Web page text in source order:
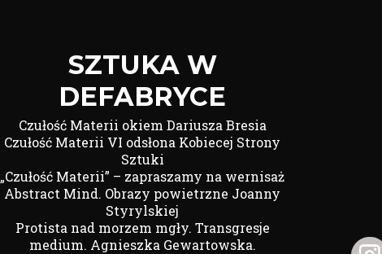
SZTUKA W
DEFABRYCE
Czułość Materii okiem Dariusza Bresia
Czułość Materii VI odsłona Kobiecej Strony
Sztuki
„Czułość Materii” – zapraszamy na wernisaż
Abstract Mind. Obrazy powietrzne Joanny
Styrylskiej
Protista nad morzem mgły. Transgresje
medium. Agnieszka Gewartowska.